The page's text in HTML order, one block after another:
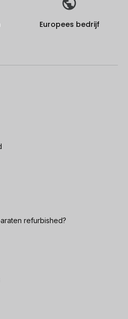
Europees bedrijf
refurbished?